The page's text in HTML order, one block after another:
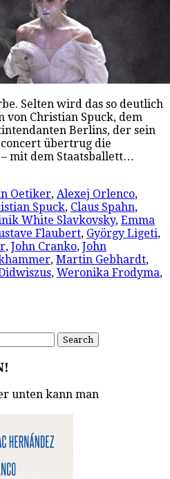
Selten wird das so deutlich
Christian Spuck, dem
Berlins, der sein
übertrug die
mit dem Staatsballett…
Oetiker, Alexej Orlenco,
Spuck, Claus Spahn,
White Slavkovsky, Emma
Flaubert, György Ligeti,
, John Cranko, John
, Martin Gebhardt,
, Weronika Frodyma,
unten kann man